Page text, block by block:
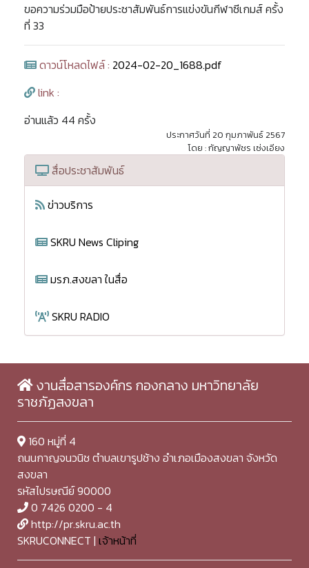
ขอความร่วมมือป้ายประชาสัมพันธ์การแข่งขันกีฬาซีเกมส์ ครั้ง
ที่ 33
ดาวน์โหลดไฟล์ : 2024-02-20_1688.pdf
link :
อ่านแล้ว 44 ครั้ง
ประกาศวันที่ 20 กุมภาพันธ์ 2567
โดย : กัญญาพัชร เซ่งเอียง
สื่อประชาสัมพันธ์
ข่าวบริการ
SKRU News Cliping
มรภ.สงขลา ในสื่อ
SKRU RADIO
งานสื่อสารองค์กร กองกลาง มหาวิทยาลัย
ราชภัฏสงขลา
160 หมู่ที่ 4
ถนนกาญจนวนิช ตำบลเขารูปช้าง อำเภอเมืองสงขลา จังหวัด
สงขลา
รหัสไปรษณีย์ 90000
0 7426 0200 - 4
http://pr.skru.ac.th
SKRUCONNECT | เจ้าหน้าที่